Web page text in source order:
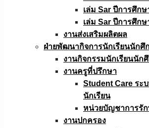
เล่ม Sar ปีการศึกษ
เล่ม Sar ปีการศึกษ
งานส่งเสริมผลิตผล
ฝ่ายพัฒนากิจการนักเรียนนักศึ
งานกิจกรรมนักเรียนนัก
งานครูที่ปรึกษา
Student Care ระ
นักเรียน
หน่วยบัญชาการรั
งานปกครอง